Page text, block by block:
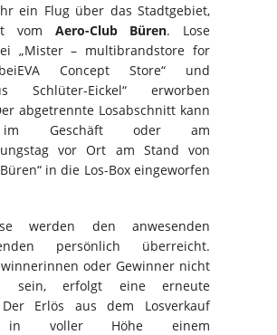
ein Flug über das Stadtgebiet,
vom Aero-Club Büren. Lose
„Mister – multibrandstore for
Concept Store“ und
Schlüter-Eickel“ erworben
abgetrennte Losabschnitt kann
Geschäft oder am
vor Ort am Stand von
in die Los-Box eingeworfen
werden den anwesenden
persönlich überreicht.
oder Gewinner nicht
sein, erfolgt eine erneute
Erlös aus dem Losverkauf
in voller Höhe einem